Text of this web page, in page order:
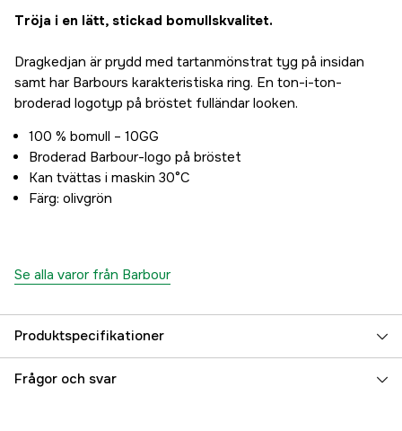
Tröja i en lätt, stickad bomullskvalitet.
Dragkedjan är prydd med tartanmönstrat tyg på insidan
samt har Barbours karakteristiska ring. En ton-i-ton-
broderad logotyp på bröstet fulländar looken.
100 % bomull – 10GG
Broderad Barbour-logo på bröstet
Kan tvättas i maskin 30°C
Färg: olivgrön
Se alla varor från Barbour
Produktspecifikationer
Color Olive
Frågor och svar